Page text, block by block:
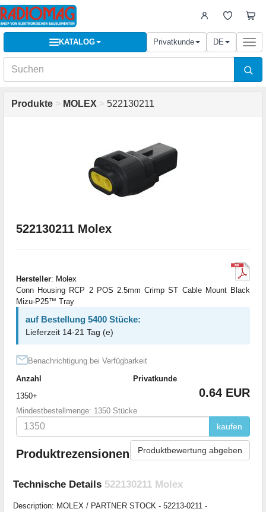
KATALOG Privatkunde DE
Produkte > MOLEX > 522130211
522130211 Molex
Hersteller: Molex
Conn Housing RCP 2 POS 2.5mm Crimp ST Cable Mount Black
Mizu-P25™ Tray
auf Bestellung 5400 Stücke:
Lieferzeit 14-21 Tag (e)
Benachrichtigung bei Verfügbarkeit
Anzahl
Privatkunde
1350+
0.64 EUR
Mindestbestellmenge: 1350 Stücke
kaufen
Produktrezensionen Produktbewertung abgeben
Technische Details 522130211 Molex
Description: MOLEX / PARTNER STOCK - 52213-0211 -